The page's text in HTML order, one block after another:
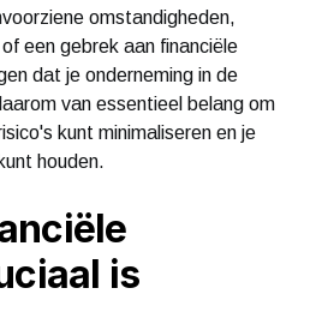
omstandigheden,
een gebrek aan financiële
dat je onderneming in de
van essentieel belang om
kunt minimaliseren en je
houden.
is